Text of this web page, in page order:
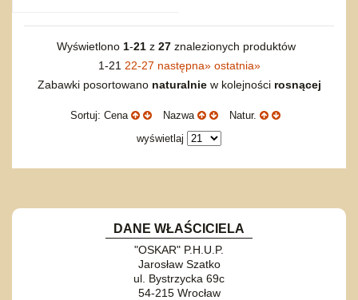
Wyświetlono 1-21z 27znalezionych produktów
1-21 22-27 następna» ostatnia»
Zabawki posortowano naturalniew kolejności rosnącej
Sortuj: Cena Nazwa
Natur.
wyświetlaj
DANE WŁAŚCICIELA
"OSKAR" P.H.U.P.
Jarosław Szatko
ul. Bystrzycka 69c
54-215 Wrocław